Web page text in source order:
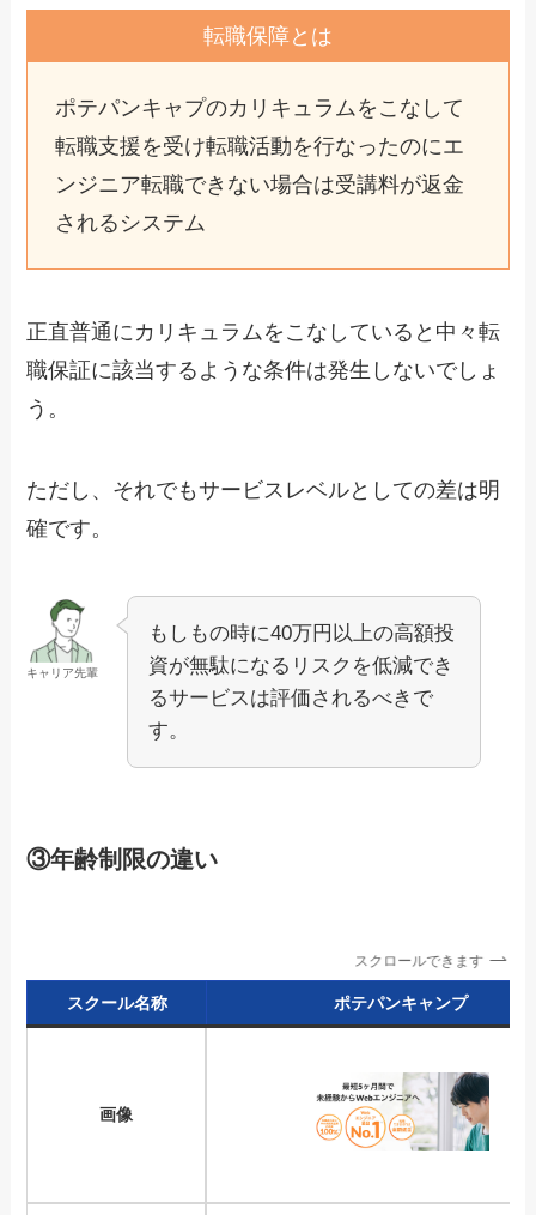
転職保障とは
ポテパンキャプのカリキュラムをこなして
転職支援を受け転職活動を行なったのにエ
ンジニア転職できない場合は受講料が返金
されるシステム
正直普通にカリキュラムをこなしていると中々転
職保証に該当するような条件は発生しないでしょ
う。
ただし、それでもサービスレベルとしての差は明
確です。
キャリア先輩
もしもの時に40万円以上の高額投
資が無駄になるリスクを低減でき
るサービスは評価されるべきで
す。
③年齢制限の違い
スクロールできます
スクール名称 ポテパンキャンプ
画像